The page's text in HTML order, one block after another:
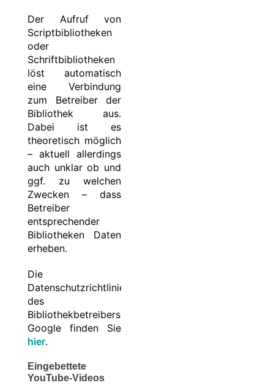
Der Aufruf von
Scriptbibliotheken
oder
Schriftbibliotheken
löst automatisch
eine Verbindung
zum Betreiber der
Bibliothek aus.
Dabei ist es
theoretisch möglich
– aktuell allerdings
auch unklar ob und
ggf. zu welchen
Zwecken – dass
Betreiber
entsprechender
Bibliotheken Daten
erheben.
Die
Datenschutzrichtlinie
des
Bibliothekbetreibers
Google finden Sie
hier.
Eingebettete
YouTube-Videos